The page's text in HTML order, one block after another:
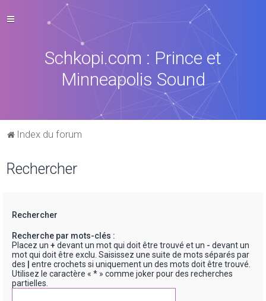
Schkopi.com : Prince et
Minneapolis Sound
Index du forum
Rechercher
Rechercher
Recherche par mots-clés :
Placez un + devant un mot qui doit être trouvé et un - devant un
mot qui doit être exclu. Saisissez une suite de mots séparés par
des
entre crochets si uniquement un des mots doit être trouvé.
Utilisez le caractère « * » comme joker pour des recherches
partielles.